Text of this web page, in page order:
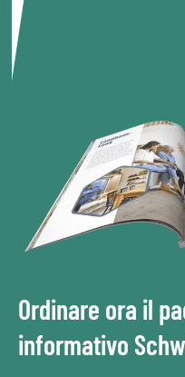
Ordinare ora il
informativo